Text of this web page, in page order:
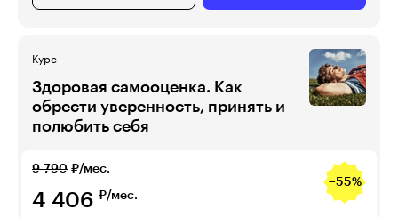
Курс
Здоровая самооценка. Как
обрести уверенность, принять и
полюбить себя
9 790 ₽/мес.
−55%
4 406 ₽/мес.